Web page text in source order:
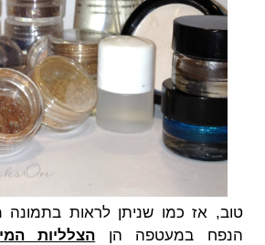
טוב, אז כמו שניתן לראות בתמונה
הנפח במעטפה הן
הצלליות